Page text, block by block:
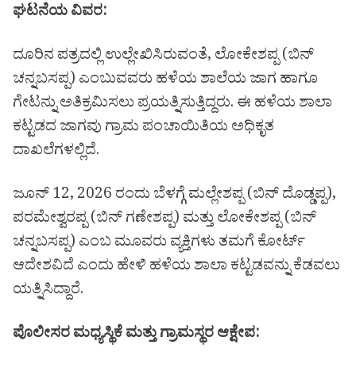
ಘಟನೆಯ ವಿವರ:
ದೂರಿನ ಪತ್ರದಲ್ಲಿ ಉಲ್ಲೇಖಿಸಿರುವಂತೆ, ಲೋಕೇಶಪ್ಪ (ಬಿನ್
ಚನ್ನಬಸಪ್ಪ) ಎಂಬುವವರು ಹಳೆಯ ಶಾಲೆಯ ಜಾಗ ಹಾಗೂ
ಗೇಟನ್ನು ಅತಿಕ್ರಮಿಸಲು ಪ್ರಯತ್ನಿಸುತ್ತಿದ್ದರು. ಈ ಹಳೆಯ ಶಾಲಾ
ಕಟ್ಟಡದ ಜಾಗವು ಗ್ರಾಮ ಪಂಚಾಯಿತಿಯ ಅಧಿಕೃತ
ದಾಖಲೆಗಳಲ್ಲಿದೆ.
ಜೂನ್ 12, 2026 ರಂದು ಬೆಳಗ್ಗೆ ಮಲ್ಲೇಶಪ್ಪ (ಬಿನ್ ದೊಡ್ಡಪ್ಪ),
ಪರಮೇಶ್ವರಪ್ಪ (ಬಿನ್ ಗಣೇಶಪ್ಪ) ಮತ್ತು ಲೋಕೇಶಪ್ಪ (ಬಿನ್
ಚನ್ನಬಸಪ್ಪ) ಎಂಬ ಮೂವರು ವ್ಯಕ್ತಿಗಳು ತಮಗೆ ಕೋರ್ಟ್
ಆದೇಶವಿದೆ ಎಂದು ಹೇಳಿ ಹಳೆಯ ಶಾಲಾ ಕಟ್ಟಡವನ್ನು ಕೆಡವಲು
ಯತ್ನಿಸಿದ್ದಾರೆ.
ಪೊಲೀಸರ ಮಧ್ಯಸ್ಥಿಕೆ ಮತ್ತು ಗ್ರಾಮಸ್ಥರ ಆಕ್ಷೇಪ: